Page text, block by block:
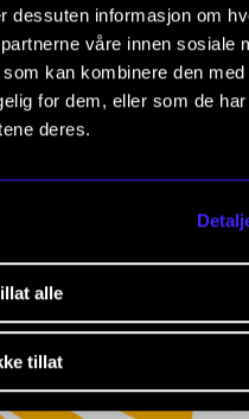
dessuten informasjon om
våre innen sosiale
kan kombinere den med
for dem, eller som de
deres.
alle
tillat
19:00